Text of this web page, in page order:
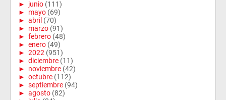
► junio (111)
► mayo (69)
► abril (70)
► marzo (91)
► febrero (48)
► enero (49)
► 2022 (951)
► diciembre (11)
► noviembre (42)
► octubre (112)
► septiembre (94)
► agosto (82)